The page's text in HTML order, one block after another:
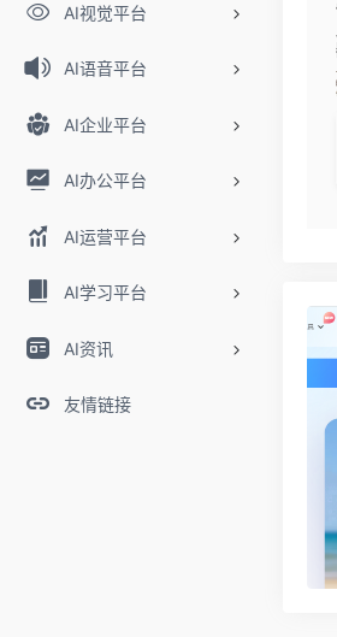
AI视觉平台
AI语音平台
AI企业平台
AI办公平台
AI运营平台
AI学习平台
AI资讯
友情链接